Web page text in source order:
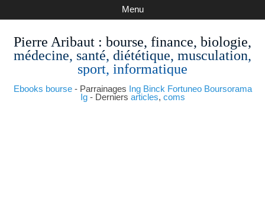
Pierre Aribaut : bourse, finance, biologie,
médecine, santé, diététique, musculation,
sport, informatique
Ebooks bourse- Parrainages Ing Binck Fortuneo Boursorama
Ig- Derniers articles, coms
Menu